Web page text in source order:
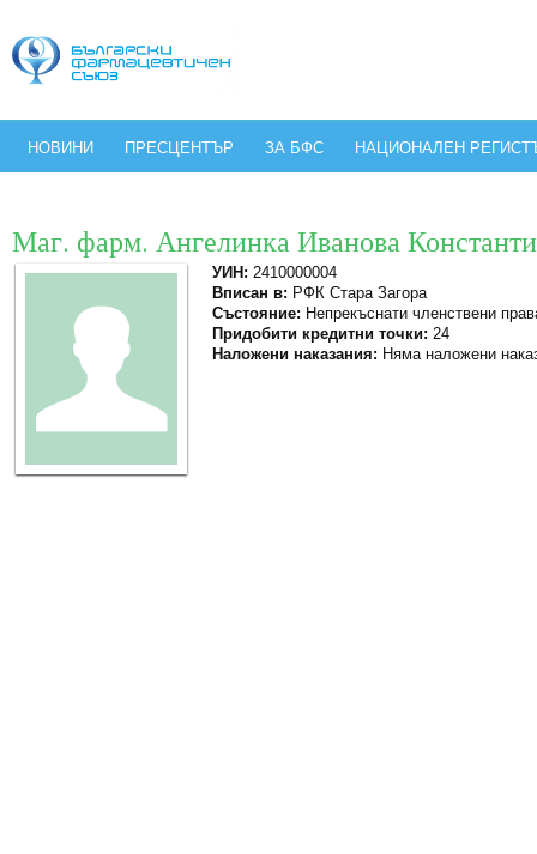
НОВИНИ ПРЕСЦЕНТЪР ЗА БФС НАЦИОНАЛЕН
Маг. фарм. Ангелинка Иванова
УИН: 2410000004
Вписан в: РФК Стара Загора
Състояние: Непрекъснати членствени
Придобити кредитни точки: 24
Наложени наказания: Няма наложени